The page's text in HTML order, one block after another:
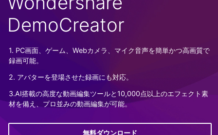
ソリューション
プラン＆価格
AIヒント
活用法
関連記事
もっと見る >
スタート
画面録画する
DemoCreator
1. PC画面、ゲーム、Webカメラ、マイク音声を簡単かつ高画質で
録画可能。
2. アバターを登場させた録画にも対応。
3.AI搭載の高度な動画編集ツールと10,000点以上のエフェクト素
材を備え、プロ並みの動画編集が可能。
無料ダウンロード